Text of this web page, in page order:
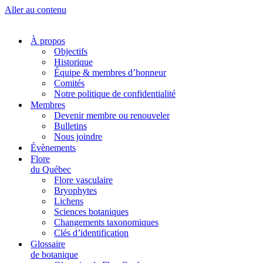
Aller au contenu
À propos
Objectifs
Historique
Équipe & membres d’honneur
Comités
Notre politique de confidentialité
Membres
Devenir membre ou renouveler
Bulletins
Nous joindre
Évènements
Flore
du Québec
Flore vasculaire
Bryophytes
Lichens
Sciences botaniques
Changements taxonomiques
Clés d’identification
Glossaire
de botanique